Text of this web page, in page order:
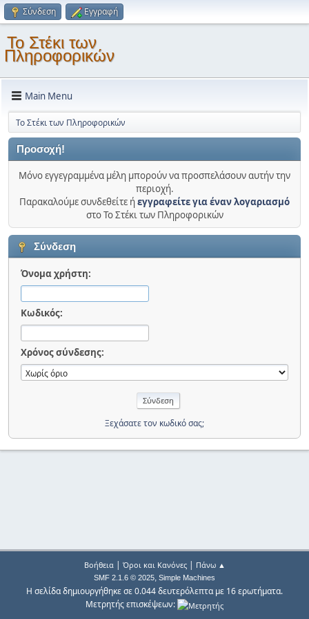
Σύνδεση Εγγραφή
Το Στέκι των
Πληροφορικών
Main Menu
Το Στέκι των Πληροφορικών
Προσοχή!
Μόνο εγγεγραμμένα μέλη μπορούν να προσπελάσουν αυτήν την
περιοχή.
Παρακαλούμε συνδεθείτε ήεγγραφείτε για έναν λογαριασμό
στο Το Στέκι των Πληροφορικών
Σύνδεση
Όνομα χρήστη:
Κωδικός:
Χρόνος σύνδεσης:
Ξεχάσατε τον κωδικό σας;
Βοήθεια| Όροι και Κανόνες| Πάνω ▲
SMF 2.1.6 © 2025, Simple Machines
Η σελίδα δημιουργήθηκε σε 0.044 δευτερόλεπτα με 16 ερωτήματα.
Μετρητής επισκέψεων: